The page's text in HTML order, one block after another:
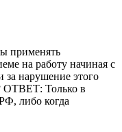
применять
на работу начиная с
за нарушение этого
ОТВЕТ: Только в
либо когда